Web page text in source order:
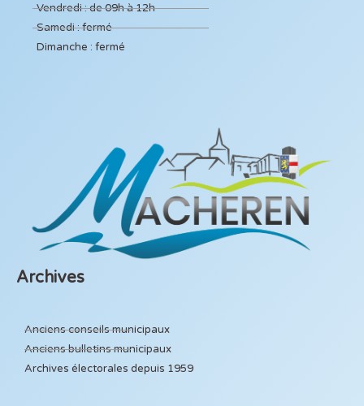
Vendredi : de 09h à 12h
Samedi : fermé
Dimanche : fermé
Archives
Anciens conseils municipaux
Anciens bulletins municipaux
Archives électorales depuis 1959